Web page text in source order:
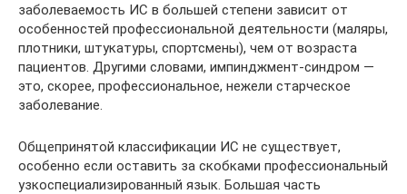
заболеваемость ИС в большей степени зависит от
особенностей профессиональной деятельности (маляры,
плотники, штукатуры, спортсмены), чем от возраста
пациентов. Другими словами, импинджмент-синдром —
это, скорее, профессиональное, нежели старческое
заболевание.
Общепринятой классификации ИС не существует,
особенно если оставить за скобками профессиональный
узкоспециализированный язык. Большая часть